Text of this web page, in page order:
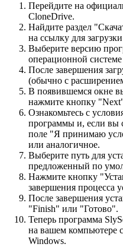
Перейдите на
CloneDrive.
Найдите раздел
на ссылку для
Выберите версию
операционной
После завершения
(обычно с
В появившемся окне
нажмите кнопку
Ознакомьтесь с
программы и, если вы
поле "Я принимаю
или аналогичное.
Выберите путь для
предложенный по
Нажмите кнопку
завершения процесса
После завершения
"Finish" или "Готово".
Теперь программа
на вашем компьютере
Windows.